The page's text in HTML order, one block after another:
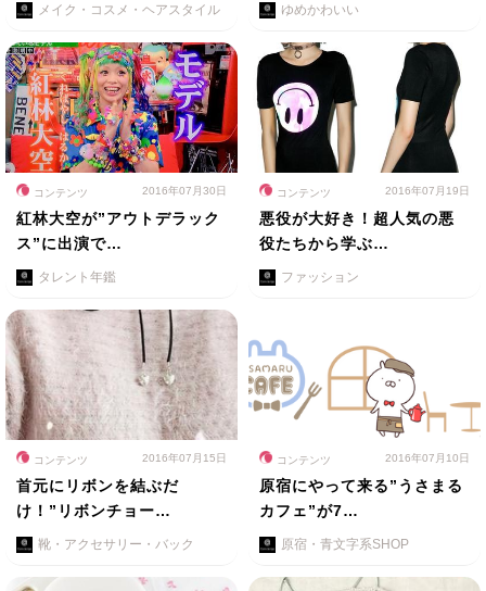
メイク・コスメ・ヘアスタイル ゆめかわいい
コンテンツ 2016年07月30日
紅林大空が”アウトデラック
ス”に出演で…
タレント年鑑
コンテンツ 2016年07月19日
悪役が大好き！超人気の悪
役たちから学ぶ…
ファッション
コンテンツ 2016年07月15日
首元にリボンを結ぶだ
け！”リボンチョー…
靴・アクセサリー・バック
コンテンツ 2016年07月10日
原宿にやって来る”うさまる
カフェ”が7…
原宿・青文字系SHOP